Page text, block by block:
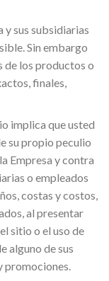
y sus subsidiarias
Sin embargo
de los productos o
finales,
implica que usted
su propio peculio
Empresa y contra
o empleados
costas y costos,
al presentar
sitio o el uso de
alguno de sus
promociones.